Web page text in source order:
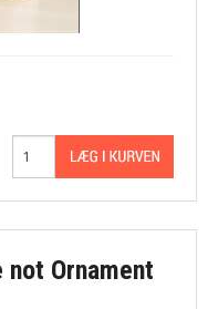
Ornament